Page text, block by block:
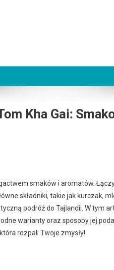
Kha Gai:
smaków i aromatów.
składniki, takie jak kurczak,
podróż do Tajlandii. W tym
warianty oraz sposoby jej
rozpali Twoje zmysły!